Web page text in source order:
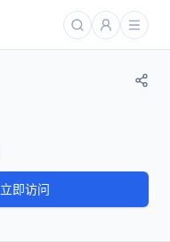
立即访问